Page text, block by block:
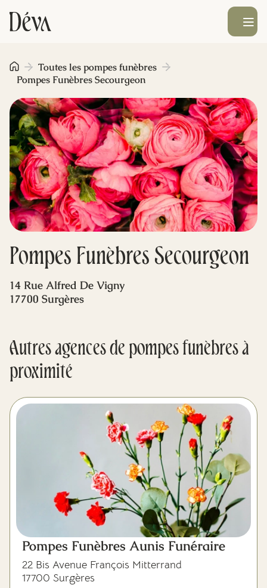
Obsèques
Prévoyance
Monument funéraire
Livraison de fleurs
Blog
Ouvrir le
Pompes Funèbres Secourgeon
Toutes les pompes funèbres
Pompes Funèbres Secourgeon
14 Rue Alfred De Vigny
17700 Surgères
Autres agences de pompes funèbres à
proximité
Pompes Funèbres Aunis Funéraire
22 Bis Avenue François Mitterrand
17700 Surgères